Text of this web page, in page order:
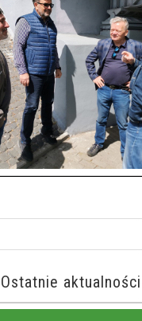
Ostatnie aktualności